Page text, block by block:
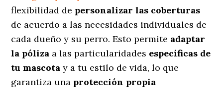
flexibilidad de personalizar las coberturas
de acuerdo a las necesidades individuales de
cada dueño y su perro. Esto permite adaptar
la póliza a las particularidades específicas de
tu mascota y a tu estilo de vida, lo que
garantiza una protección propia